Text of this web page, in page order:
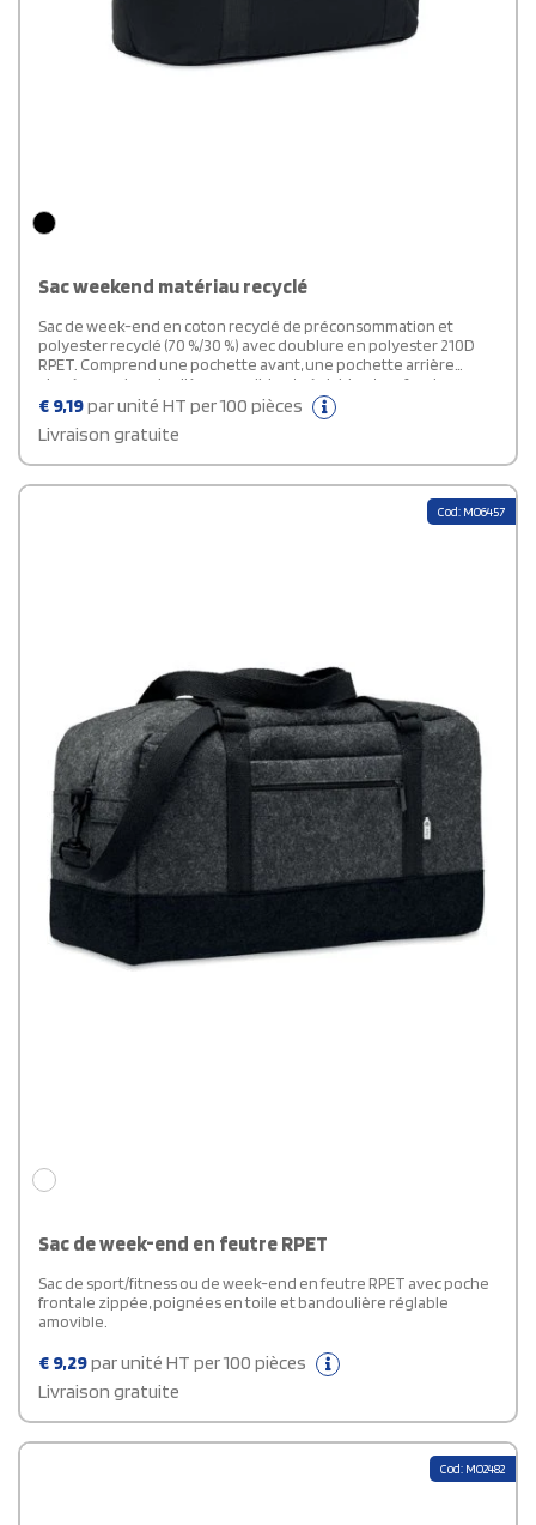
Sac weekend matériau recyclé
Sac de week-end en coton recyclé de préconsommation et
polyester recyclé (70 %/30 %) avec doublure en polyester 210D
RPET. Comprend une pochette avant, une pochette arrière
zippée, une bandoulière amovible et réglable et un fond
matelassé. Porte-trolley au verso.
€ 9,19par unité HT per 100 pièces
Livraison gratuite
Cod: MO6457
Sac de week-end en feutre RPET
Sac de sport/fitness ou de week-end en feutre RPET avec poche
frontale zippée, poignées en toile et bandoulière réglable
amovible.
€ 9,29par unité HT per 100 pièces
Livraison gratuite
Cod: MO2482